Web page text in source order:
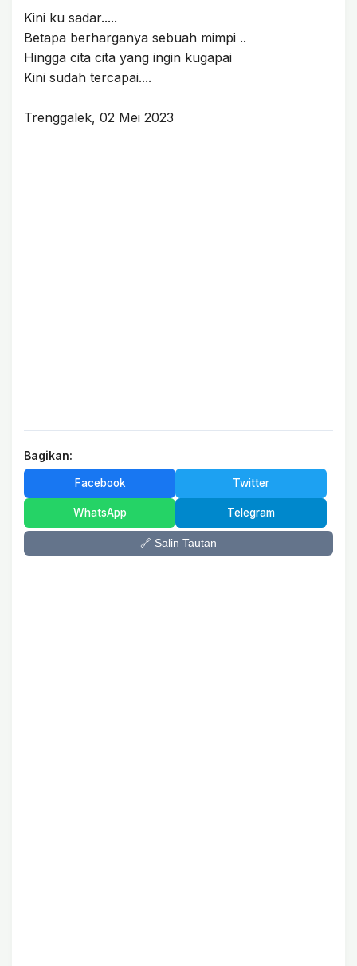
Kini ku sadar.....
Betapa berharganya sebuah mimpi ..
Hingga cita cita yang ingin kugapai
Kini sudah tercapai....
Trenggalek, 02 Mei 2023
Bagikan:
Facebook Twitter
WhatsApp Telegram
🔗 Salin Tautan